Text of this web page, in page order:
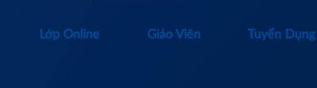
Lớp Online Giáo Viên Tuyển Dụng